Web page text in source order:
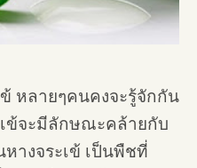
ายๆคนคงจะรู้จักกัน
ข้จะมีลักษณะคล้ายกับ
างจระเข้ เป็นพืชที่